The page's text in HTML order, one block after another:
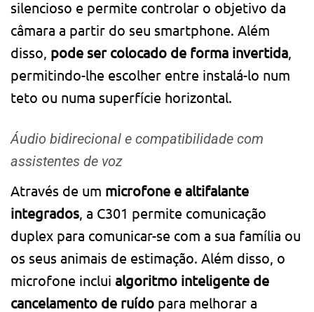
silencioso e permite controlar o objetivo da
câmara a partir do seu smartphone. Além
disso, pode ser colocado de forma invertida,
permitindo-lhe escolher entre instalá-lo num
teto ou numa superfície horizontal.
Áudio bidirecional e compatibilidade com
assistentes de voz
Através de um microfone e altifalante
integrados , a C301 permite comunicação
duplex para comunicar-se com a sua família ou
os seus animais de estimação. Além disso, o
microfone inclui algoritmo inteligente de
cancelamento de ruído para melhorar a